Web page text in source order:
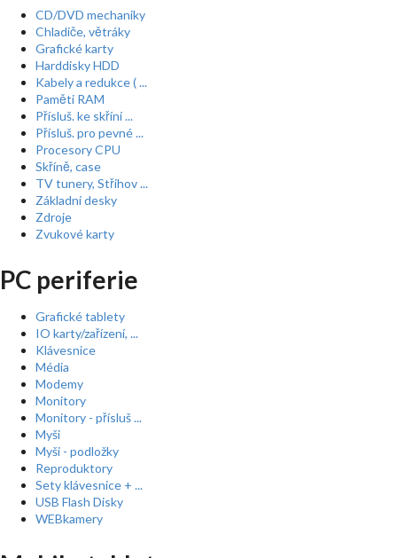
CD/DVD mechaniky
Chladiče, větráky
Grafické karty
Harddisky HDD
Kabely a redukce ( ...
Paměti RAM
Přísluš. ke skříní ...
Přísluš. pro pevné ...
Procesory CPU
Skříně, case
TV tunery, Střihov ...
Základní desky
Zdroje
Zvukové karty
PC periferie
Grafické tablety
IO karty/zařízení, ...
Klávesnice
Média
Modemy
Monitory
Monitory - přísluš ...
Myši
Myši - podložky
Reproduktory
Sety klávesnice + ...
USB Flash Disky
WEBkamery